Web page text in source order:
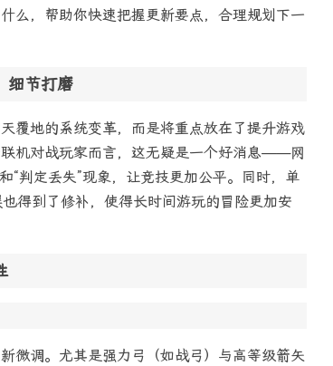
么，帮助你快速把握更新要点，合理规划下一
细节打磨
覆地的系统变革，而是将重点放在了提升游戏
机对战玩家而言，这无疑是一个好消息——网
“判定丢失”现象，让竞技更加公平。同时，单
得到了修补，使得长时间游玩的冒险更加安
微调。尤其是强力弓（如战弓）与高等级箭矢